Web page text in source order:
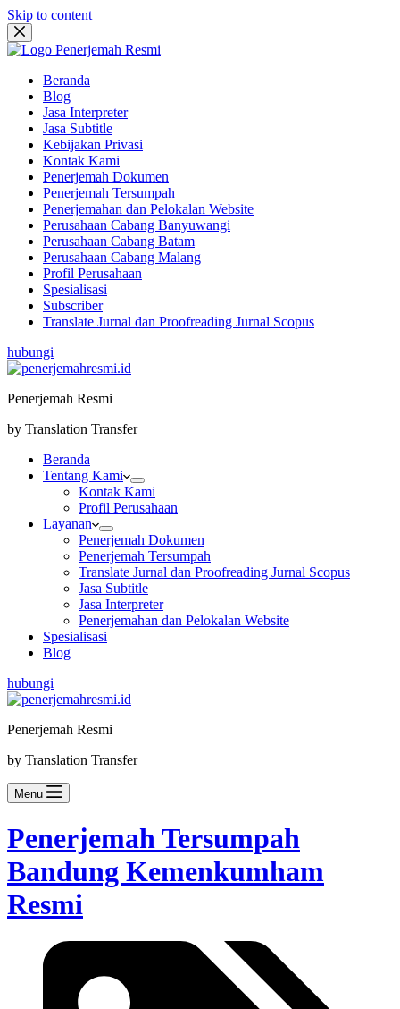
Skip to content
Beranda
Blog
Jasa Interpreter
Jasa Subtitle
Kebijakan Privasi
Kontak Kami
Penerjemah Dokumen
Penerjemah Tersumpah
Penerjemahan dan Pelokalan Website
Perusahaan Cabang Banyuwangi
Perusahaan Cabang Batam
Perusahaan Cabang Malang
Profil Perusahaan
Spesialisasi
Subscriber
Translate Jurnal dan Proofreading Jurnal Scopus
hubungi
Penerjemah Resmi
by Translation Transfer
Beranda
Tentang Kami
Kontak Kami
Profil Perusahaan
Layanan
Penerjemah Dokumen
Penerjemah Tersumpah
Translate Jurnal dan Proofreading Jurnal Scopus
Jasa Subtitle
Jasa Interpreter
Penerjemahan dan Pelokalan Website
Spesialisasi
Blog
hubungi
Penerjemah Resmi
by Translation Transfer
Menu
Penerjemah Tersumpah
Bandung Kemenkumham
Resmi